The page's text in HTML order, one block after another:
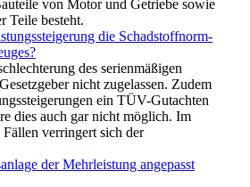
von Motor und Getriebe sowie
Teile besteht.
die Schadstoffnorm-
des serienmäßigen
nicht zugelassen. Zudem
ein TÜV-Gutachten
dies auch gar nicht möglich. Im
verringert sich der
der Mehrleistung angepasst